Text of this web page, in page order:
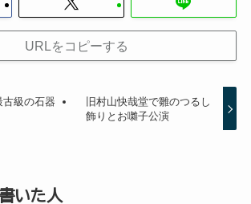
URLをコピーする
級の石器
旧村山快哉堂で雛のつるし
飾りとお囃子公演
いた人